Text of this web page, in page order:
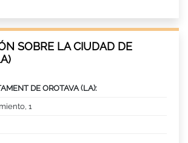
SOBRE LA CIUDAD DE
DE OROTAVA (LA):
1